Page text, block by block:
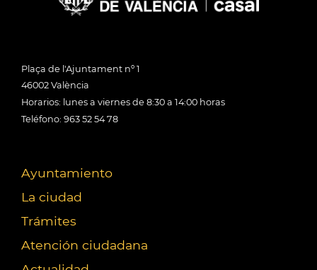
Plaça de l'Ajuntament nº 1
46002 València
Horarios: lunes a viernes de 8:30 a 14:00 horas
Teléfono: 963 52 54 78
Ayuntamiento
La ciudad
Trámites
Atención ciudadana